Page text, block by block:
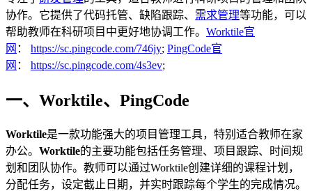
协作。它提供了代码托管、缺陷跟踪、 需求管理等功能，可以
帮助教师在科研项目中更好地协调工作。 Worktile官
网 ： https://sc.pingcode.com/746jy; PingCode官
网 ： https://sc.pingcode.com/4s3ev;
一、Worktile、PingCode
Worktile是一款功能强大的项目管理工具，特别适合教师在家
办公。 Worktile的主要功能包括任务管理、项目跟踪、时间规
划和团队协作。教师可以通过Worktile创建详细的课程计划，
分配任务，设定截止日期，并实时跟踪每个学生的完成情况。